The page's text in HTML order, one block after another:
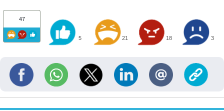
47
5 21 18 3